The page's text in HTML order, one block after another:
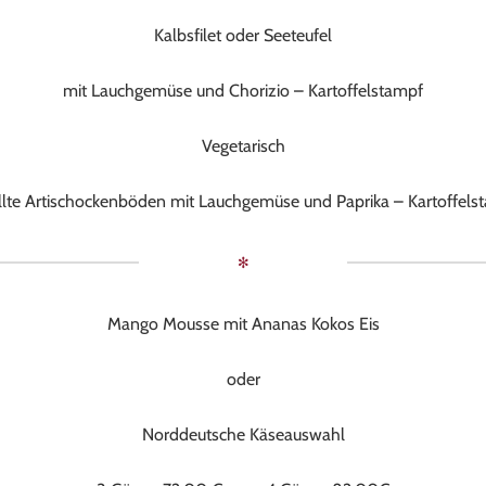
Kalbsfilet oder Seeteufel
mit Lauchgemüse und Chorizio – Kartoffelstampf
Vegetarisch
Artischockenböden mit Lauchgemüse und Paprika –
✻
Mango Mousse mit Ananas Kokos Eis
oder
Norddeutsche Käseauswahl